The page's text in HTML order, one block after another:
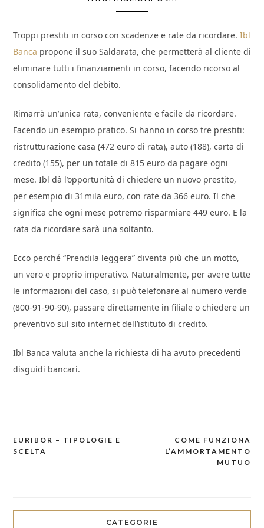
Troppi prestiti in corso con scadenze e rate da ricordare. Ibl
Banca propone il suo Saldarata, che permetterà al cliente di
eliminare tutti i finanziamenti in corso, facendo ricorso al
consolidamento del debito.
Rimarrà un’unica rata, conveniente e facile da ricordare.
Facendo un esempio pratico. Si hanno in corso tre prestiti:
ristrutturazione casa (472 euro di rata), auto (188), carta di
credito (155), per un totale di 815 euro da pagare ogni
mese. Ibl dà l’opportunità di chiedere un nuovo prestito,
per esempio di 31mila euro, con rate da 366 euro. Il che
significa che ogni mese potremo risparmiare 449 euro. E la
rata da ricordare sarà una soltanto.
Ecco perché “Prendila leggera” diventa più che un motto,
un vero e proprio imperativo. Naturalmente, per avere tutte
le informazioni del caso, si può telefonare al numero verde
(800-91-90-90), passare direttamente in filiale o chiedere un
preventivo sul sito internet dell’istituto di credito.
Ibl Banca valuta anche la richiesta di ha avuto precedenti
disguidi bancari.
Navigazione
COME FUNZIONA
L’AMMORTAMENTO
MUTUO
EURIBOR – TIPOLOGIE E
SCELTA
CATEGORIE